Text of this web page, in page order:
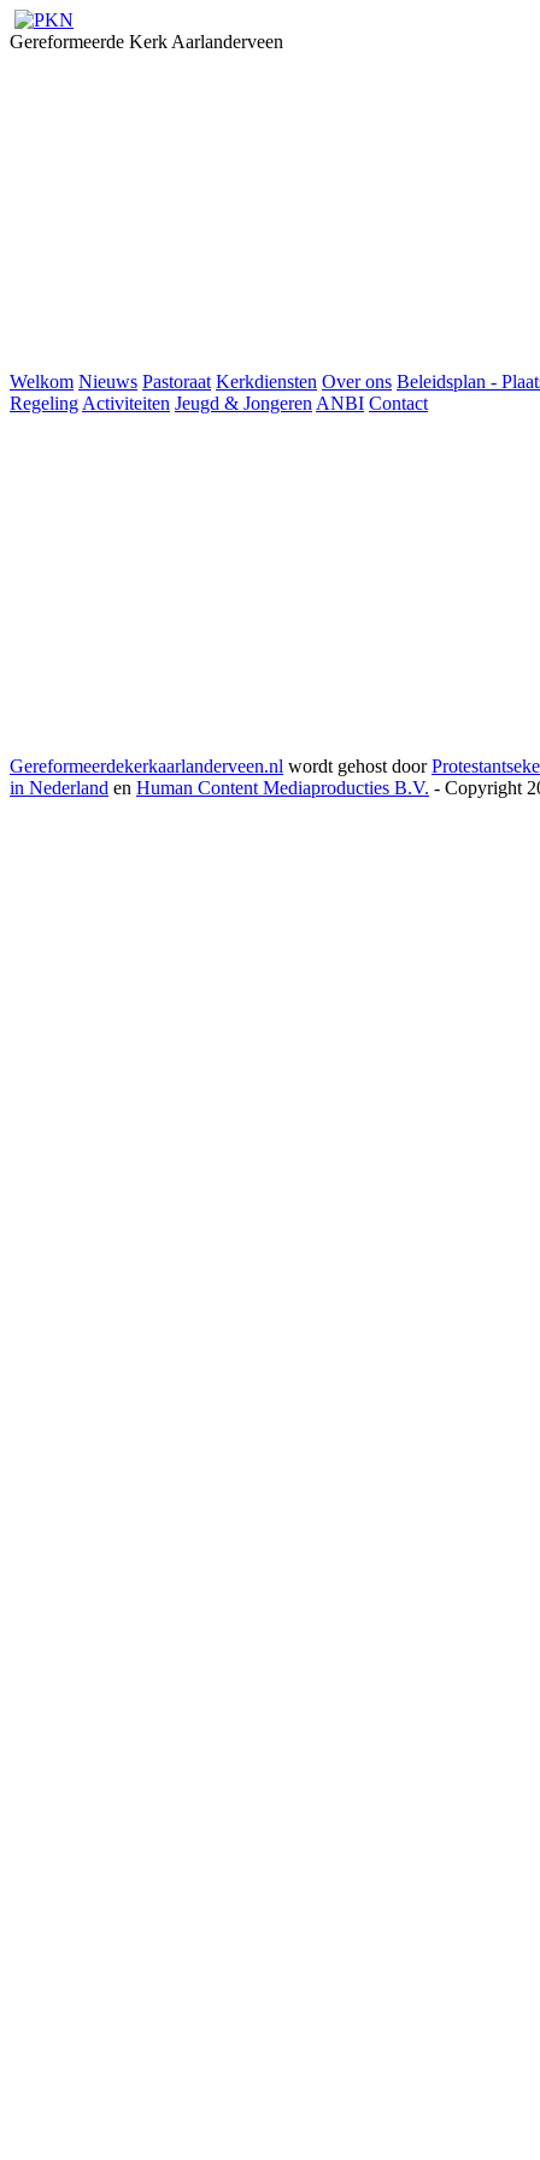
Gereformeerde Kerk Aarlanderveen
Welkom Nieuws Pastoraat Kerkdiensten Over ons Beleidsplan -
Regeling Activiteiten Jeugd & Jongeren ANBI Contact
Gereformeerdekerkaarlanderveen.nl wordt gehost door
in Nederland en Human Content Mediaproducties B.V. - Copyright